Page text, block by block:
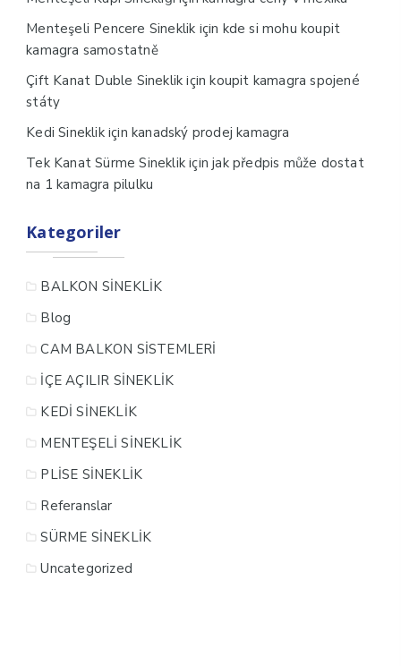
Menteşeli Pencere Sineklik için kde si mohu koupit
kamagra samostatně
Çift Kanat Duble Sineklik içinkoupit kamagra spojené
státy
Kedi Sineklikiçin kanadský prodej kamagra
Tek Kanat Sürme Sineklikiçinjak předpis může dostat
na 1 kamagra pilulku
Kategoriler
BALKON SİNEKLİK
Blog
CAM BALKON SİSTEMLERİ
İÇE AÇILIR SİNEKLİK
KEDİ SİNEKLİK
MENTEŞELİ SİNEKLİK
PLİSE SİNEKLİK
Referanslar
SÜRME SİNEKLİK
Uncategorized